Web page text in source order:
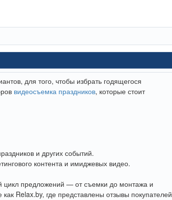
для того, чтобы избрать годящегося
видеосъемка праздников, которые стоит
и других событий.
контента и имиджевых видео.
предложений — от съемки до монтажа и
Relax.by, где представлены отзывы покупателей